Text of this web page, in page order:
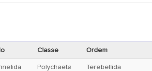
Classe Ordem
Polychaeta Terebellida